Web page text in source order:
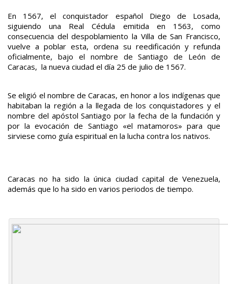
En 1567, el conquistador español Diego de Losada,
siguiendo una Real Cédula emitida en 1563, como
consecuencia del despoblamiento la Villa de San Francisco,
vuelve a poblar esta, ordena su reedificación y refunda
oficialmente, bajo el nombre de Santiago de León de
Caracas, la nueva ciudad el día 25 de julio de 1567.
Se eligió el nombre de Caracas, en honor a los indígenas que
habitaban la región a la llegada de los conquistadores y el
nombre del apóstol Santiago por la fecha de la fundación y
por la evocación de Santiago «el matamoros» para que
sirviese como guía espiritual en la lucha contra los nativos.
Caracas no ha sido la única ciudad capital de Venezuela,
además que lo ha sido en varios periodos de tiempo.